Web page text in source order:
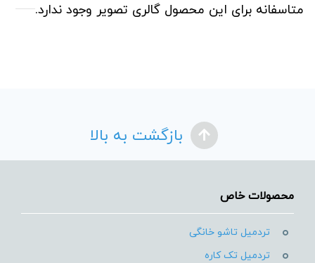
متاسفانه برای این محصول گالری تصویر وجود ندارد.
بازگشت به بالا
محصولات خاص
تردمیل تاشو خانگی
تردمیل تک کاره